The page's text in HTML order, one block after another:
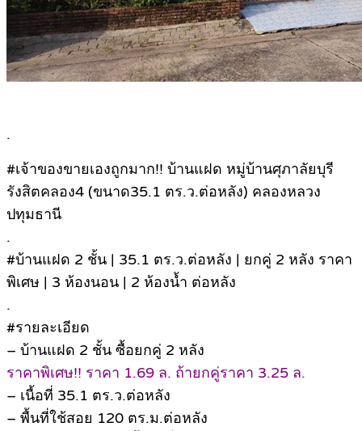
.
#เจ้าของขายเองถูกมาก!! บ้านแฝด หมู่บ้านศุภาลัยบุรี
รังสิตคลอง4 (ขนาด35.1 ตร.ว.ต่อหลัง) คลองหลวง
ปทุมธานี
.
#บ้านแฝด 2 ชั้น | 35.1 ตร.ว.ต่อหลัง | ยกคู่ 2 หลัง ราคา
พิเศษ | 3 ห้องนอน | 2 ห้องน้ำ ต่อหลัง
.
#รายละเอียด
– บ้านแฝด 2 ชั้น ซื้อยกคู่ 2 หลัง
ราคาพิเศษ!! ราคา 1.69 ล. ถ้ายกคู่ราคา 3.25 ล.
– เนื้อที่ 35.1 ตร.ว.ต่อหลัง
– พื้นที่ใช้สอย 120 ตร.ม.ต่อหลัง